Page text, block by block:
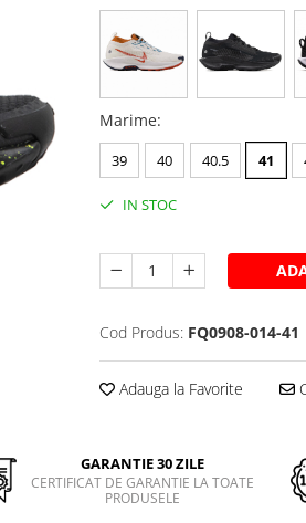
Marime:
39 40 40.5 41
IN STOC
Cod Produs: FQ0908-014-41
Adauga la Favorite
GARANTIE 30 ZILE
CERTIFICAT DE GARANTIE LA TOATE
PRODUSELE